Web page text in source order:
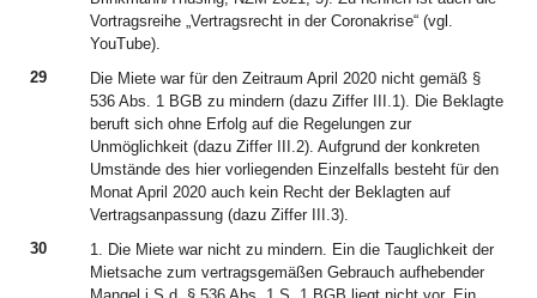
Vortragsreihe „Vertragsrecht in der Coronakrise“ (vgl.
YouTube).
29
Die Miete war für den Zeitraum April 2020 nicht gemäß §
536 Abs. 1 BGB zu mindern (dazu Ziffer III.1). Die Beklagte
beruft sich ohne Erfolg auf die Regelungen zur
Unmöglichkeit (dazu Ziffer III.2). Aufgrund der konkreten
Umstände des hier vorliegenden Einzelfalls besteht für den
Monat April 2020 auch kein Recht der Beklagten auf
Vertragsanpassung (dazu Ziffer III.3).
30
1. Die Miete war nicht zu mindern. Ein die Tauglichkeit der
Mietsache zum vertragsgemäßen Gebrauch aufhebender